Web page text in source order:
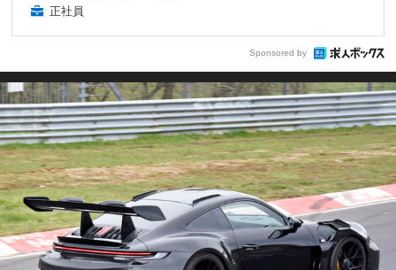
正社員
Sponsored by